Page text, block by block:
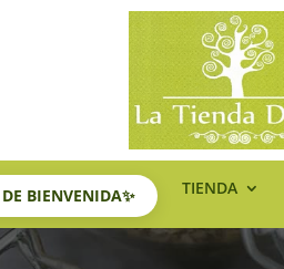
BIENVENIDA✨ TIENDA